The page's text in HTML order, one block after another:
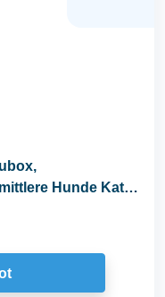
Hunde Katze